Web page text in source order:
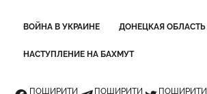
ВОЙНА В УКРАИНЕ ДОНЕЦКАЯ ОБЛАСТЬ
НАСТУПЛЕНИЕ НА БАХМУТ
ПОШИРИТИ ПОШИРИТИ ПОШИРИТИ